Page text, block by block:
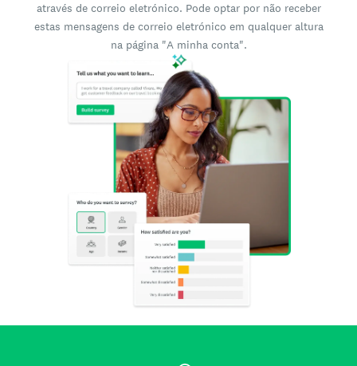
através de correio eletrónico. Pode optar por não receber
estas mensagens de correio eletrónico em qualquer altura
na página "A minha conta".